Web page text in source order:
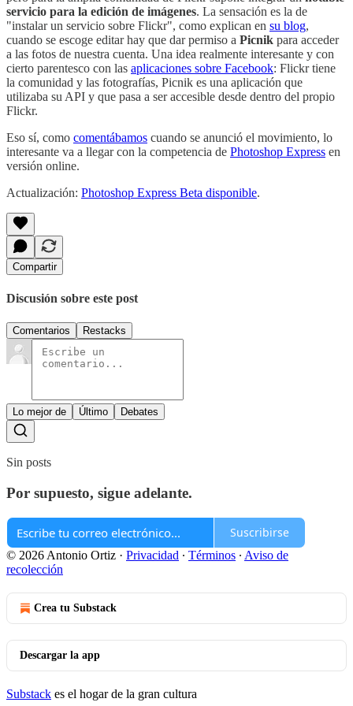
servicio para la edición de imágenes. La sensación es la de
"instalar un servicio sobre Flickr", como explican en su blog,
cuando se escoge editar hay que dar permiso a Picnik para acceder
a las fotos de nuestra cuenta. Una idea realmente interesante y con
cierto parentesco con las aplicaciones sobre Facebook: Flickr tiene
la comunidad y las fotografías, Picnik es una aplicación que
utilizaba su API y que pasa a ser accesible desde dentro del propio
Flickr.
Eso sí, como comentábamos cuando se anunció el movimiento, lo
interesante va a llegar con la competencia de Photoshop Express en
versión online.
Actualización: Photoshop Express Beta disponible.
Compartir
Discusión sobre este post
Comentarios Restacks
Lo mejor de Último Debates
Sin posts
Por supuesto, sigue adelante.
Suscribirse
© 2026 Antonio Ortiz · Privacidad ∙ Términos ∙ Aviso de
recolección
Crea tu Substack
Descargar la app
Substack es el hogar de la gran cultura